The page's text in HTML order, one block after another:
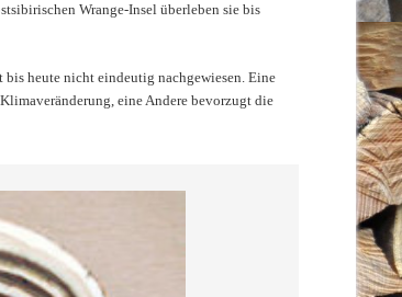
Wrange-Insel überleben sie bis
bis heute nicht eindeutig nachgewiesen. Eine
eine Andere bevorzugt die